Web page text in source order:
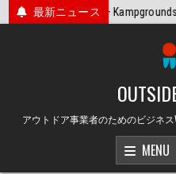
Skip
to
最新ニュース
of America, Inc. 2025/02/24
アウトドア事業者のためのビジネ
MENU